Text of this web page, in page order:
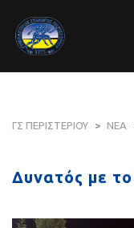
ΓΣ ΠΕΡΙΣΤΕΡΙΟΥ > ΝΕΑ
Δυνατός με